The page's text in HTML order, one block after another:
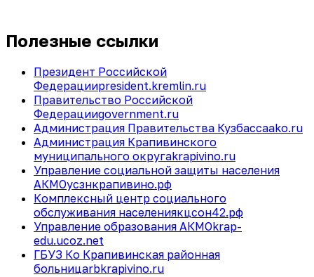
Полезные ссылки
Президент Российской
Федерацииpresident.kremlin.ru
Правительство Российской
Федерацииgovernment.ru
Администрация Правительства Кузбассаako.ru
Администрация Крапивинского
муниципального округаkrapivino.ru
Управление социальной защиты населения
АКМОусзнкрапивино.рф
Комплексный центр социального
обслуживания населениякцсон42.рф
Управление образования АКМОkrap-
edu.ucoz.net
ГБУЗ Ко Крапивинская районная
больницаrbkrapivino.ru